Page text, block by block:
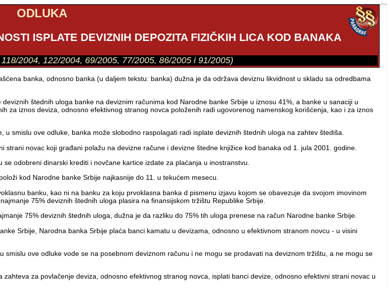
ODLUKA
ISPLATE DEVIZNIH DEPOZITA FIZIČKIH LICA KOD BANAKA
2004, 122/2004, 69/2005, 77/2005, 86/2005 i 91/2005)
banka, odnosno banka (u daljem tekstu: banka) dužna je da održava deviznu likvidnost u skladu sa odredbama
štednih uloga banke na deviznim računima kod Narodne banke Srbije u iznosu 41%, a banke u sanaciji u
za iznos deviza, odnosno efektivnog stranog novca položenih radi ugovorenog namenskog korišćenja, kao i za iznos
smislu ove odluke, banka može slobodno raspolagati radi isplate deviznih štednih uloga na zahtev štediša.
novac koji građani polažu na devizne račune i devizne štedne knjižice kod banaka od 1. jula 2001. godine.
odobreni dinarski krediti i novčane kartice izdate za plaćanja u inostranstvu.
kod Narodne banke Srbije najkasnije do 11. u tekućem mesecu.
banku, kao ni na banku za koju prvoklasna banka d pismenu izjavu kojom se obavezuje da svojom imovinom
75% deviznih štednih uloga plasira na finansijskom tržištu Republike Srbije.
75% deviznih štednih uloga, dužna je da razliku do 75% tih uloga prenese na račun Narodne banke Srbije.
Srbije, Narodna banka Srbije plaća banci kamatu u devizama, odnosno u efektivnom stranom novcu - u visini
ove odluke vode se na posebnom deviznom računu i ne mogu se prodavati na deviznom tržištu, a ne mogu se
za povlačenje deviza, odnosno efektivnog stranog novca, isplati banci devize, odnosno efektivni strani novac u